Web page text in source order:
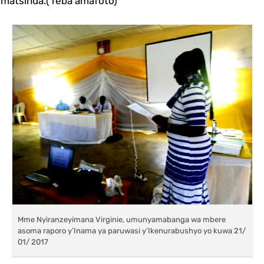
Mme Nyiranzeyimana Virginie, umunyamabanga wa mbere
asoma raporo y’Inama ya paruwasi y’Ikenurabushyo yo kuwa 21/
01/ 2017